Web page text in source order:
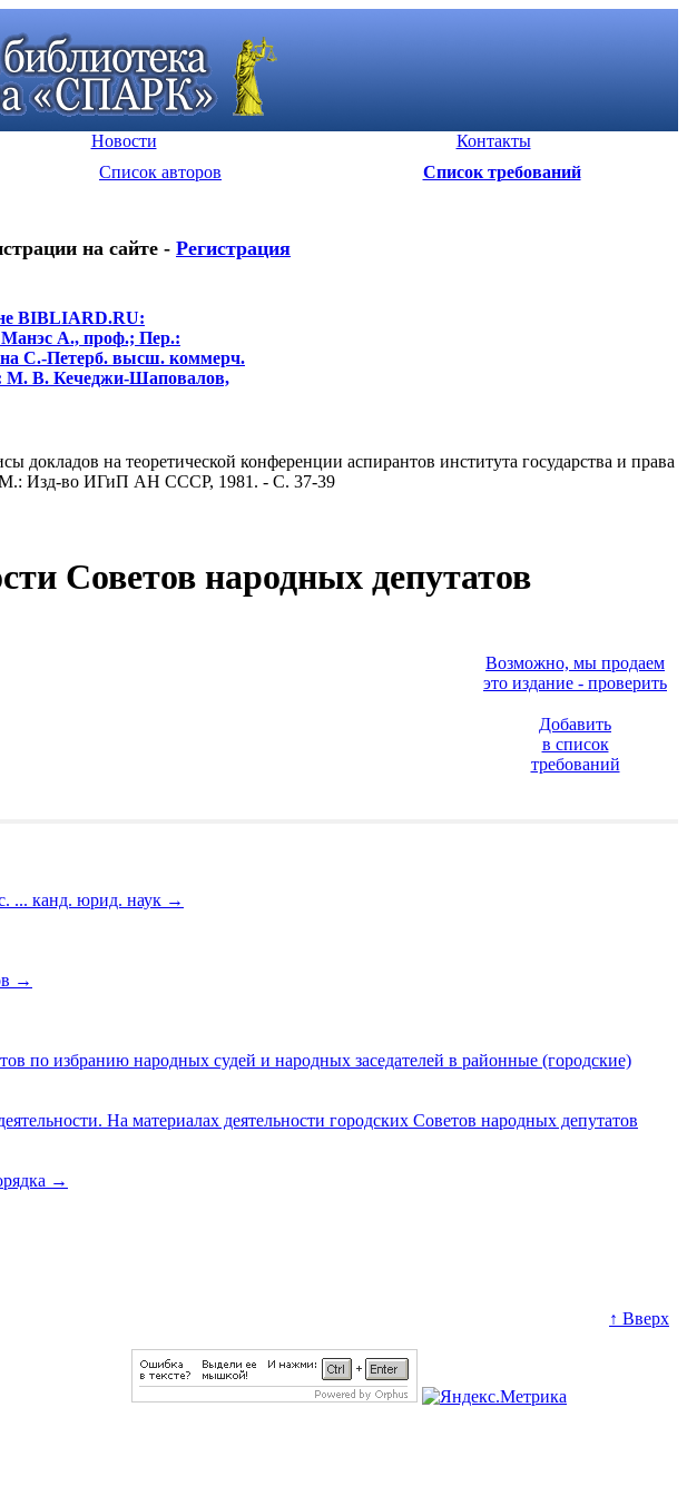
Новости
Контакты
Список авторов Список требований
на сайте - Регистрация
BIBLIARD.RU:
Манэс А., проф.; Пер.:
С.-Петерб. высш. коммерч.
М. В. Кечеджи-Шаповалов,
на теоретической конференции аспирантов института государства и права
Изд-во ИГиП АН СССР, 1981. - С. 37-39
Советов народных депутатов
Возможно, мы продаем
это издание - проверить
Добавить
в список
требований
... канд. юрид. наук →
→
по избранию народных судей и народных заседателей в районные (городские)
На материалах деятельности городских Советов народных депутатов
→
↑ Вверх